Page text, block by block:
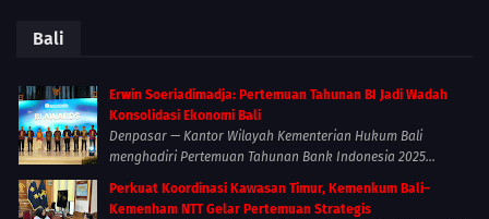
Bali
Erwin Soeriadimadja: Pertemuan Tahunan BI Jadi Wadah
Konsolidasi Ekonomi Bali
Denpasar — Kantor Wilayah Kementerian Hukum Bali
menghadiri Pertemuan Tahunan Bank Indonesia 2025...
Perkuat Koordinasi Kawasan Timur, Kemenkum Bali–
Kemenham NTT Gelar Pertemuan Strategis